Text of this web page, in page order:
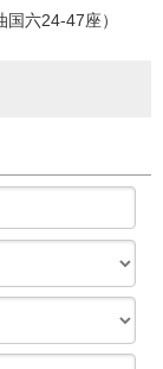
国六24-47座）